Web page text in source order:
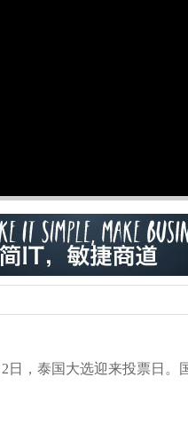
，泰国大选迎来投票日。